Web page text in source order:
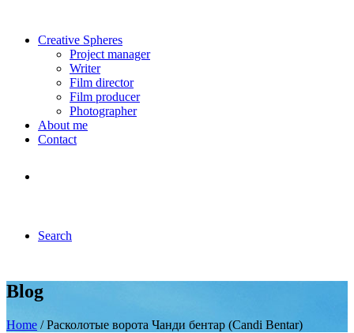
Creative Spheres
Project manager
Writer
Film director
Film producer
Photographer
About me
Contact
Search
Blog
Home / Расколотые ворота Чанди бентар (Candi Bentar)